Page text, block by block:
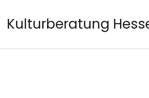
Kulturberatung